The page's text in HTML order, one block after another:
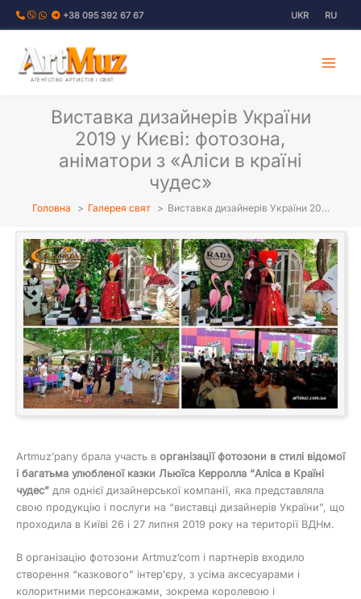
Перейти
+38 095 392 67 67 UKR RU
АГЕНТСТВО АРТИСТІВ І СВЯТ
Виставка дизайнерів України
2019 у Києві: фотозона,
аніматори з «Аліси в країні
чудес»
Головна Галерея свят Виставка дизайнерів України 20…
Artmuz’pany брала участь в організації фотозони в стилі відомої
і багатьма улюбленої казки Льюїса Керролла “Аліса в Країні
чудес” для однієї дизайнерської компанії, яка представляла
свою продукцію і послуги на “виставці дизайнерів України”, що
проходила в Київі 26 і 27 липня 2019 року на території ВДНм.
В організацію фотозони Artmuz’com і партнерів входило
створення “казкового” інтер’єру, з усіма аксесуарами і
колоритними персонажами, зокрема королевою і